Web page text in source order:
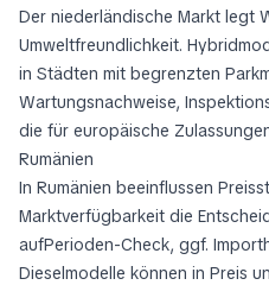
Der niederländische Markt legt
Umweltfreundlichkeit.
in Städten mit begrenzten
Wartungsnachweise,
die für europäische
Rumänien
In Rumänien beeinflussen
Marktverfügbarkeit die
aufPerioden-Check, ggf.
Dieselmodelle können in Preis